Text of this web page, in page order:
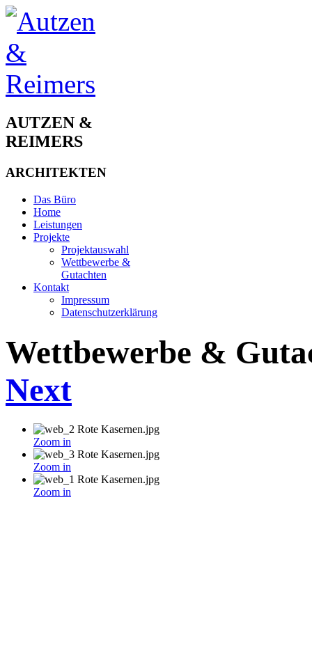
AUTZEN &
REIMERS
ARCHITEKTEN
Das Büro
Home
Leistungen
Projekte
Projektauswahl
Wettbewerbe &
Gutachten
Kontakt
Impressum
Datenschutzerklärung
Wettbewerbe &
Next
Zoom in
Zoom in
Zoom in